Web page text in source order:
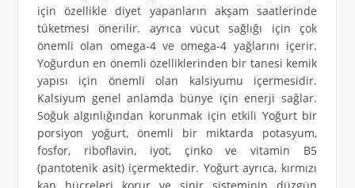
için özellikle diyet yapanların akşam saatlerinde
tüketmesi önerilir. ayrıca vücut sağlığı için çok
önemli olan omega-4 ve omega-4 yağlarını içerir.
Yoğurdun en önemli özelliklerinden bir tanesi kemik
yapısı için önemli olan kalsiyumu içermesidir.
Kalsiyum genel anlamda bünye için enerji sağlar.
Soğuk algınlığından korunmak için etkili Yoğurt bir
porsiyon yoğurt, önemli bir miktarda potasyum,
fosfor, riboflavin, iyot, çinko ve vitamin B5
(pantotenik asit) içermektedir. Yoğurt ayrıca, kırmızı